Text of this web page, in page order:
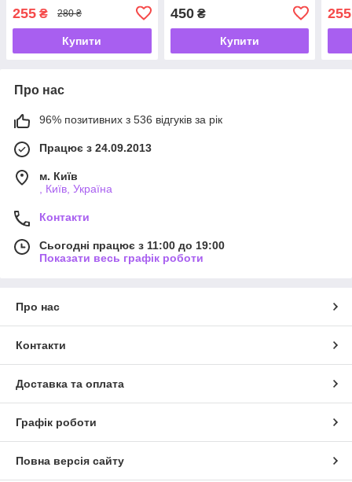
255 ₴ 280 ₴
Купити
450₴
Купити
255
Про нас
96% позитивних з 536 відгуків за рік
Працює з 24.09.2013
м. Київ
, Київ, Україна
Контакти
Сьогодні працює з 11:00 до 19:00
Показати весь графік роботи
Про нас
Контакти
Доставка та оплата
Графік роботи
Повна версія сайту